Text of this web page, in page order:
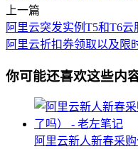
上一篇
阿里云突发实例T5和T6
阿里云折扣券领取以及限
你可能还喜欢这些内容
阿里云新人新春采